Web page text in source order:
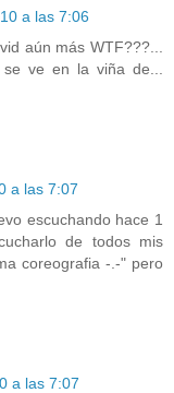
a las 7:06
aún más WTF???...
ve en la viña de...
a las 7:07
escuchando hace 1
de todos mis
coreografia -.-" pero
a las 7:07